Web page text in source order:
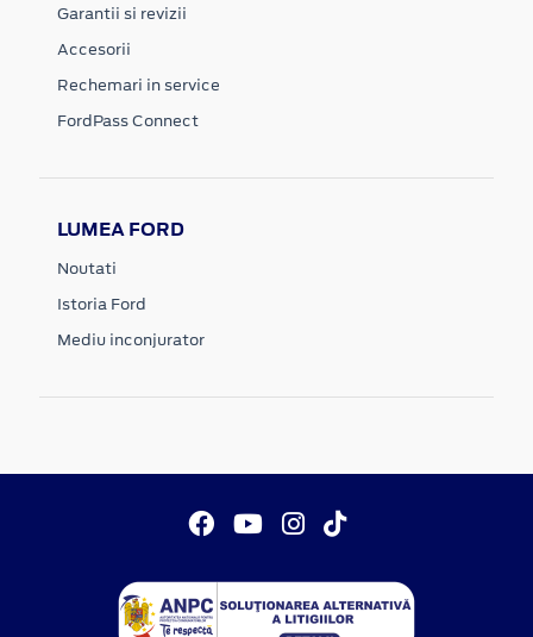
Garantii si revizii
Accesorii
Rechemari in service
FordPass Connect
LUMEA FORD
Noutati
Istoria Ford
Mediu inconjurator